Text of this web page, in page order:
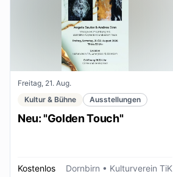
Freitag, 21. Aug.
Kultur & Bühne
Ausstellungen
Neu: "Golden Touch"
Kostenlos Dornbirn • Kulturverein TiK